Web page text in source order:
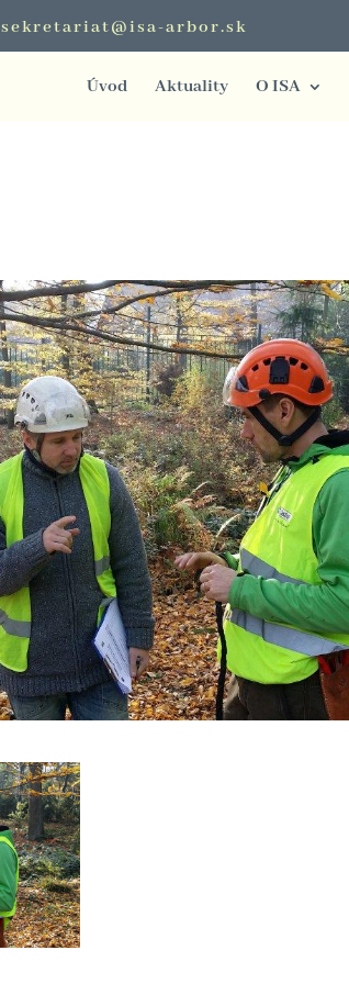
sekretariat@isa-arbor.sk
Úvod Aktuality O ISA